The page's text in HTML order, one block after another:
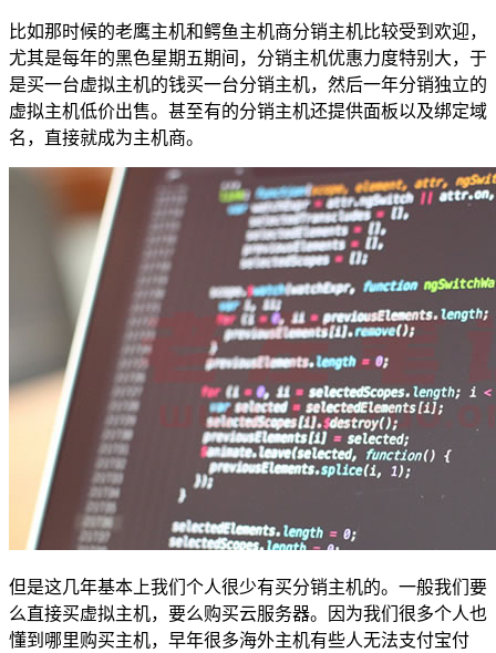
比如那时候的老鹰主机和鳄鱼主机商分销主机比较受到欢迎，
尤其是每年的黑色星期五期间，分销主机优惠力度特别大，于
是买一台虚拟主机的钱买一台分销主机，然后一年分销独立的
虚拟主机低价出售。甚至有的分销主机还提供面板以及绑定域
名，直接就成为主机商。
但是这几年基本上我们个人很少有买分销主机的。一般我们要
么直接买虚拟主机，要么购买云服务器。因为我们很多个人也
懂到哪里购买主机，早年很多海外主机有些人无法支付宝付